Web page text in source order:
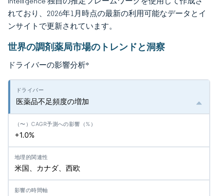
れており、2026年1月時点の最新の利用可能なデータとイ
ンサイトで更新されています。
世界の調剤薬局市場のトレンドと洞察
ドライバーの影響分析*
医薬品不足頻度の増加
+1.0%
米国、カナダ、西欧